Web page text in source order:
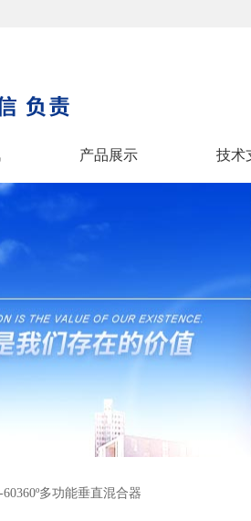
产品展示 技术
60360º多功能垂直混合器